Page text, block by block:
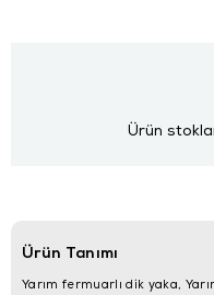
Ürün
Ürün Tanımı
Yarım fermuarlı dik yaka,